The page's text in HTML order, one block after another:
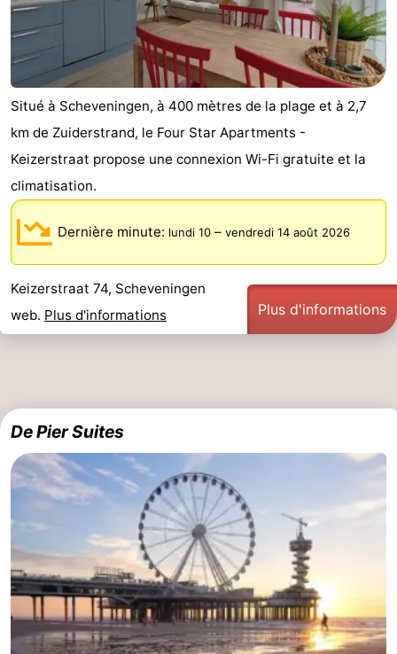
Situé à Scheveningen, à 400 mètres de la plage et à 2,7
km de Zuiderstrand, le Four Star Apartments -
Keizerstraat propose une connexion Wi-Fi gratuite et la
climatisation.
Dernière minute: lundi 10 – vendredi 14 août 2026
Keizerstraat 74, Scheveningen
web. Plus d'informations Plus d'informations
De Pier Suites